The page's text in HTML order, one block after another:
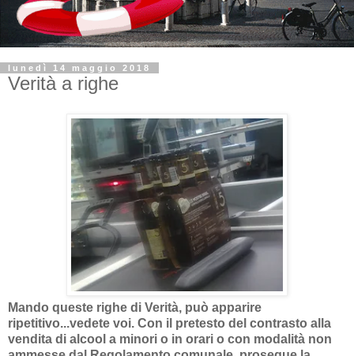
lunedì 14 maggio 2018
Verità a righe
Mando queste righe di Verità, può apparire
ripetitivo...vedete voi. Con il pretesto del contrasto alla
vendita di alcool a minori o in orari o con modalità non